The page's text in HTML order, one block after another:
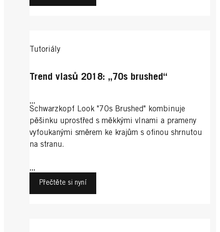
Tutoriály
Trend vlasů 2018: „70s brushed“
...
Schwarzkopf Look "70s Brushed" kombinuje
pěšinku uprostřed s měkkými vlnami a prameny
vyfoukanými směrem ke krajům s ofinou shrnutou
na stranu.
...
Přečtěte si nyní